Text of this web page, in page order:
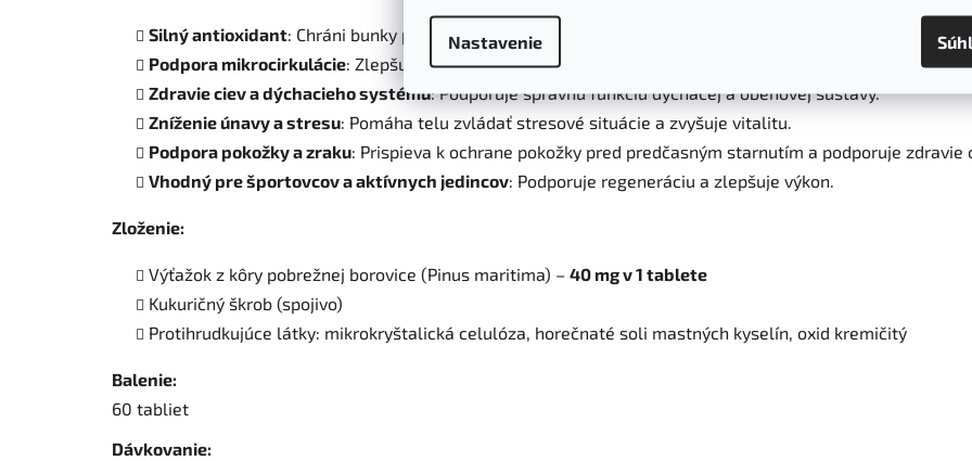
Nastavenie
Silný antioxidant: Chráni bunky pred poškodením voľnými radikálmi.
Podpora mikrocirkulácie: Zlepšuje prietok krvi v drobných cievach a žilách.
Zdravie ciev a dýchacieho systému: Podporuje správnu funkciu dýchacej a obehovej sústavy.
Zníženie únavy a stresu: Pomáha telu zvládať stresové situácie a zvyšuje vitalitu.
Podpora pokožky a zraku: Prispieva k ochrane pokožky pred predčasným starnutím a podporuje zdravie
Vhodný pre športovcov a aktívnych jedincov: Podporuje regeneráciu a zlepšuje výkon.
Zloženie:
Výťažok z kôry pobrežnej borovice (Pinus maritima) – 40 mg v 1 tablete
Kukuričný škrob (spojivo)
Protihrudkujúce látky: mikrokryštalická celulóza, horečnaté soli mastných kyselín, oxid kremičitý
Balenie:
60 tabliet
Dávkovanie: